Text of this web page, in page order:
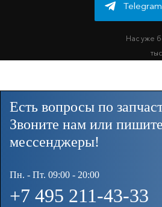
Telegram
Нас уже
Есть вопросы по
Звоните нам или
мессенджеры!
Пн. - Пт. 09:00 - 20:00
+7 495 211-43-33